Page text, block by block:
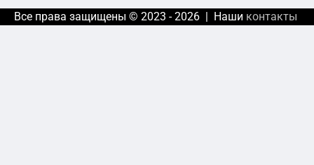
Все права защищены © 2023 - 2026 | Наши контакты